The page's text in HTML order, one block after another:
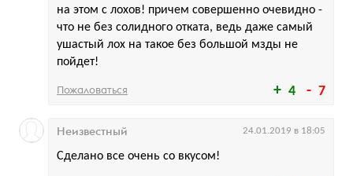
4 7
на этом с лохов! причем совершенно очевидно -
что не без солидного отката, ведь даже самый
ушастый лох на такое без большой мзды не
пойдет!
Пожаловаться
Сделано все очень со вкусом!
Неизвестный 24.01.2019 в 18:05